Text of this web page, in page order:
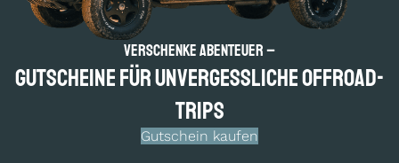
Verschenke Abenteuer –
Gutscheine für un­vergess­liche Offroad-
Trips
Gutschein kaufen